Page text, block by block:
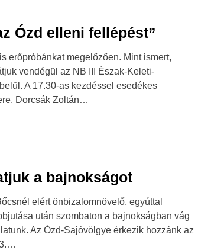
Ózd elleni fellépést”
erőpróbánkat megelőzően. Mint ismert,
vendégül az NB III Észak-Keleti-
A 17.30-as kezdéssel esedékes
Dorcsák Zoltán…
a bajnokságot
elért önbizalomnövelő, egyúttal
után szombaton a bajnokságban vág
Az Ózd-Sajóvölgye érkezik hozzánk az